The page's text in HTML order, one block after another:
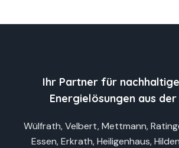
Ihr Partner für
Energielösungen aus
Wülfrath, Velbert, Mettmann,
Essen, Erkrath, Heiligenhaus,